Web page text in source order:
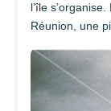
l’île
Réunion, une